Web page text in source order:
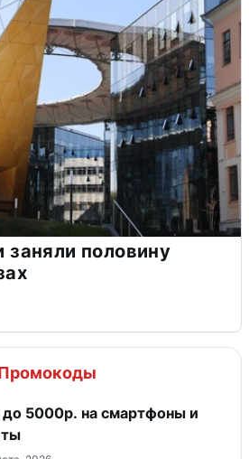
половину
5000р. на смартфоны и